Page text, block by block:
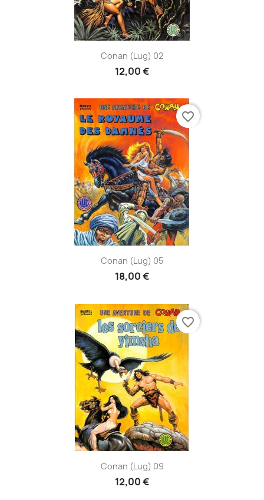
Conan (Lug) 02
12,00 €
Conan (Lug) 05
18,00 €
favorite_border
Conan (Lug) 09
12,00 €
favorite_border